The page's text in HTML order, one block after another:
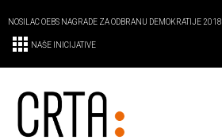
NOSILAC OEBS NAGRADE ZA ODBRANU DEMOKRATIJE 2018
NAŠE INICIJATIVE